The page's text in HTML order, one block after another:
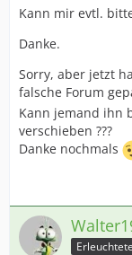
Kann mir evtl.
Danke.
Sorry, aber jetzt
falsche Forum
Kann jemand ihn
verschieben ???
Danke nochmals